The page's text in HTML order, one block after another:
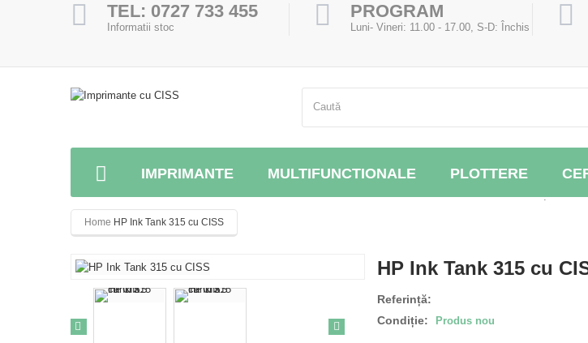
TEL: 0727 733 455
Informatii stoc
PROGRAM
Luni- Vineri: 11.00 - 17.00, S-D: Închis
IMPRIMANTE MULTIFUNCTIONALE PLOTTERE
.
Home HP Ink Tank 315 cu CISS
HP Ink Tank 315 cu
Referință:
Condiție:
Produs nou